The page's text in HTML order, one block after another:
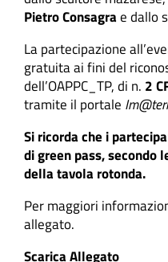
Pietro Consagrae dallo
La partecipazione
gratuita ai fini del
dell’OAPPC_TP, di n. 2
tramite il portale
Si ricorda che i
di green pass, secondo
della tavola rotonda.
Per maggiori
allegato.
Scarica Allegato